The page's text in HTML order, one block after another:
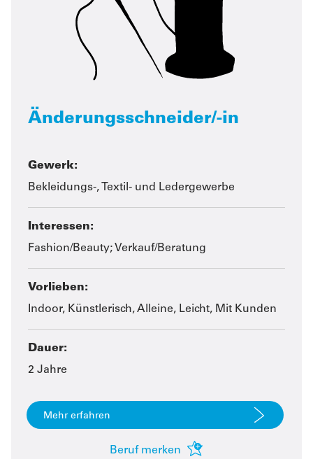
Änderungsschneider/-in
Gewerk:
Bekleidungs-, Textil- und Ledergewerbe
Interessen:
Fashion/Beauty; Verkauf/Beratung
Vorlieben:
Indoor, Künstlerisch, Alleine, Leicht, Mit Kunden
Dauer:
2 Jahre
Mehr erfahren
Beruf merken